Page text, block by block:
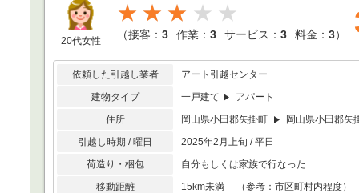
20代女性
★★★
（接客： 3 作業： 3 サービス： 3 料金： 3）
依頼した引越し業者
アート引越センター
建物タイプ
一戸建て
アパート
住所
岡山県小田郡矢掛町
岡山県小田郡矢
引越し時期 / 曜日
2025年2月上旬 / 平日
荷造り・梱包
自分もしくは家族で行なった
移動距離
15km未満 （参考：市区町村内程度）